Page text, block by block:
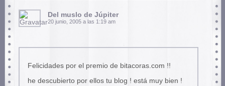
Del muslo de Júpiter
20 junio, 2005 a las 1:19 am
Felicidades por el premio de bitacoras.com !!
he descubierto por ellos tu blog ! está muy bien !